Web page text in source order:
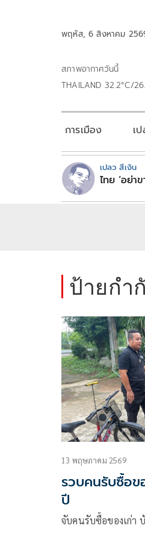
พฤหัส, 6 สิงหาคม
สภาพอากาศวันนี้
THAILAND 32.2°C/
การเมือง เ
เปลว สีเงิน
ไทย ‘อย่าข
ป้ายกำ
13 พฤษภาคม 2569
รวบคนรับซื้อข
ปี
จับคนรับซื้อของเก่า